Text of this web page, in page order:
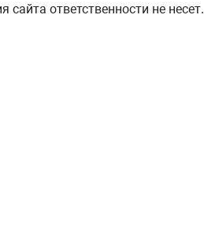
ответственности не несет.